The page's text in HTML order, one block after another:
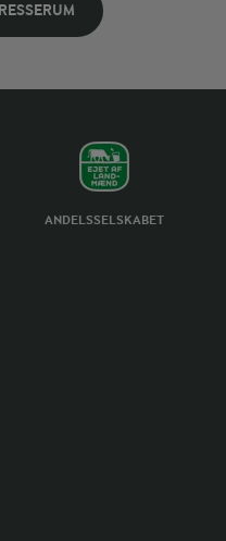
ANDELSSELSKABET